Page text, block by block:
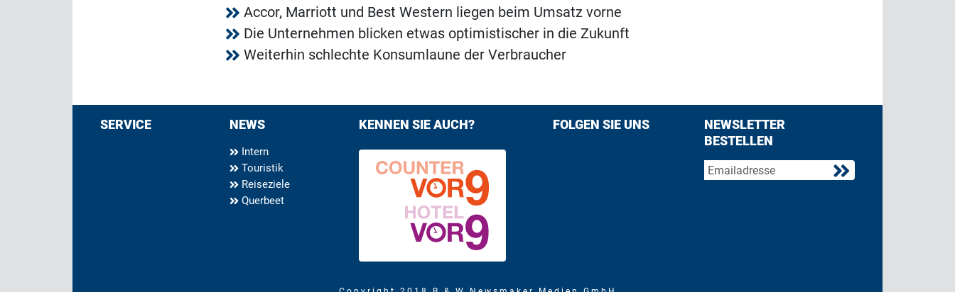
Accor, Marriott und Best Western liegen beim Umsatz vorne
Die Unternehmen blicken etwas optimistischer in die Zukunft
Weiterhin schlechte Konsumlaune der Verbraucher
SERVICE NEWS
Intern
Touristik
Reiseziele
Querbeet
KENNEN SIE AUCH? FOLGEN SIE UNS
NEWSLETTER
BESTELLEN